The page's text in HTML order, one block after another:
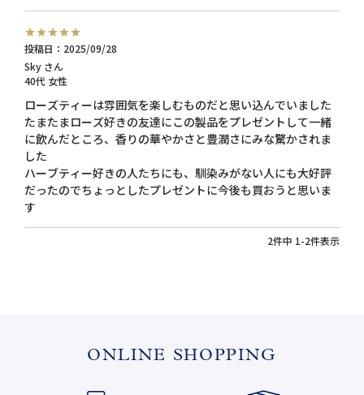
Sky
40代 女性
投稿日 2025/09/28
ローズティーは雰囲気を楽しむものだと思い込んでいました
たまたまローズ好きの友達にこの製品をプレゼントして一緒
に飲んだところ、香りの華やかさと豊潤さにみな驚かされま
した
ハーブティー好きの人たちにも、馴染みがない人にも大好評
だったのでちょっとしたプレゼントに今後も買おうと思いま
2件中 1-2件表示
ONLINE SHOPPING